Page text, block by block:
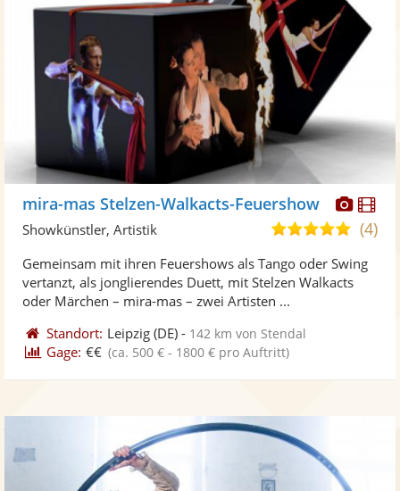
Fotos
mira-mas Stelzen-Walkacts-Feuershow
5,0
5
(4)
Showkünstler, Artistik
Gemeinsam mit ihren Feuershows als Tango oder Swing
vertanzt, als jonglierendes Duett, mit Stelzen Walkacts
oder Märchen – mira-mas – zwei Artisten ...
Standort: Leipzig (DE) - 142 km von Stendal
Gage: €€ (ca. 500 € - 1800 € pro Auftritt)